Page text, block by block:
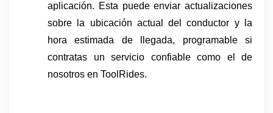
aplicación. Esta puede enviar actualizaciones
sobre la ubicación actual del conductor y la
hora estimada de llegada, programable si
contratas un servicio confiable como el de
nosotros en ToolRides.